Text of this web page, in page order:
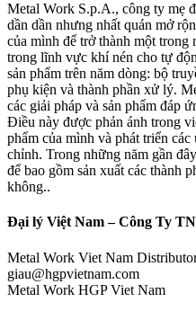
Metal Work S.p.A., công ty mẹ
dần dần nhưng nhất quán mở
của mình để trở thành một trong
trong lĩnh vực khí nén cho tự
sản phẩm trên năm dòng: bộ
phụ kiện và thành phần xử lý.
các giải pháp và sản phẩm đáp
Điều này được phản ánh trong
phẩm của mình và phát triển
chỉnh. Trong những năm gần
để bao gồm sản xuất các thành
không..
Đại lý Việt Nam – Công Ty
Metal Work Viet Nam
giau@hgpvietnam.com
Metal Work HGP Viet Nam